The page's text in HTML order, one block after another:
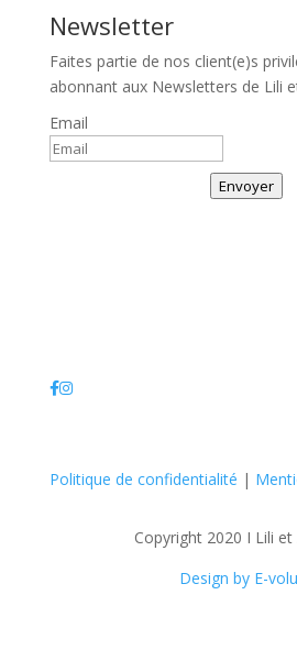
Newsletter
Faites partie de nos client(e)s
abonnant aux Newsletters de Lili
Email
Envoyer
Politique de confidentialité |
Copyright 2020 I Lili et
Design by E-